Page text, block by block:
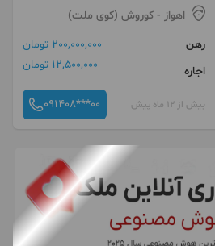
اهواز - کوروش (کوی ملت)
رهن
200,000,000 تومان
اجاره
12,500,000 تومان
بیش از 12 ماه پیش 091408***00